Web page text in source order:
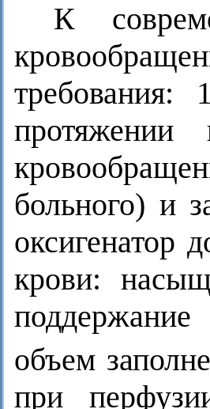
К
требования:
больного) и
оксигенатор
крови:
объем
при